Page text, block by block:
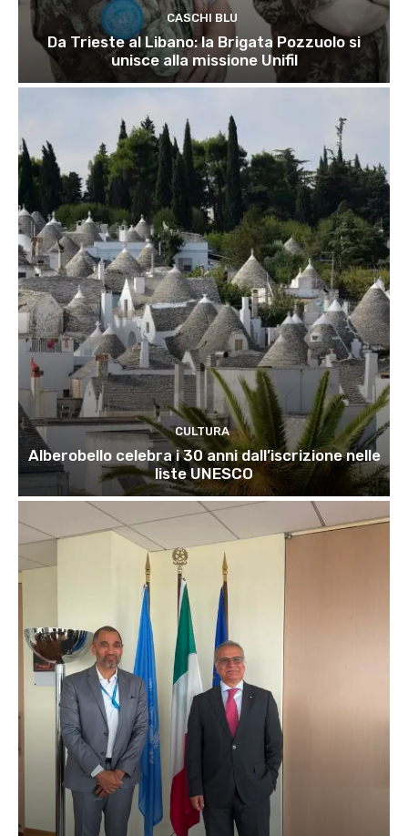
CASCHI BLU
Da Trieste al Libano: la Brigata Pozzuolo si
unisce alla missione Unifil
CULTURA
Alberobello celebra i 30 anni dall’iscrizione nelle
liste UNESCO